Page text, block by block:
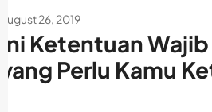
August 26, 2019
Ini Ketentuan
yang Perlu Kamu